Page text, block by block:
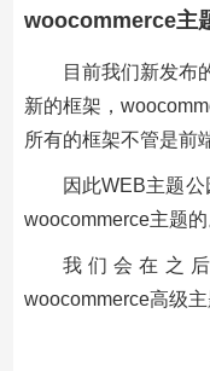
woocommerce主
目前我们新发布
新的框架，
所有的框架不管是前
因此WEB主题
woocommerce主题的
我们会在之
woocommerce高级主